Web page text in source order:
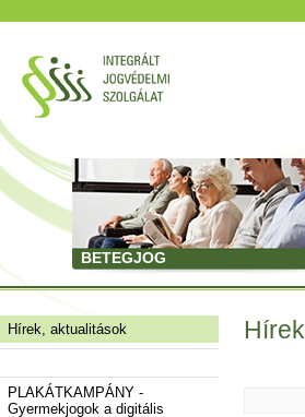
BETEGJOG
Hírek, aktualitások
PLAKÁTKAMPÁNY -
Gyermekjogok a digitális
Hírek